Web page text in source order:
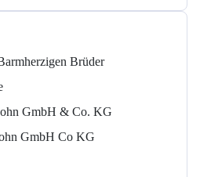
Brüder
GmbH & Co. KG
GmbH Co KG